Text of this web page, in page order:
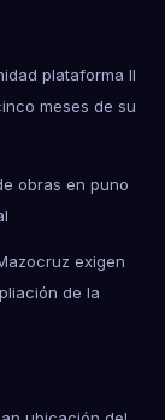
plataforma II
meses de su
obras en puno
exigen
de la